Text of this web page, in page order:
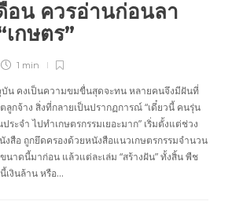
อน ควรอ่านก่อนลา
กษตร”
1 min
บัน คงเป็นความขมขื่นสุดจะทน หลายคนจึงมีฝันที่
ลูกจ้าง สิ่งที่กลายเป็นปรากฏการณ์ “เดี๋ยวนี้ คนรุ่น
ระจำ ไปทำเกษตรกรรมเยอะมาก” เริ่มตั้งแต่ช่วง
สือ ถูกยึดครองด้วยหนังสือแนวเกษตรกรรมจำนวน
นาดนี้มาก่อน แล้วแต่ละเล่ม “สร้างฝัน” ทั้งสิ้น พืช
งินล้าน หรือ…